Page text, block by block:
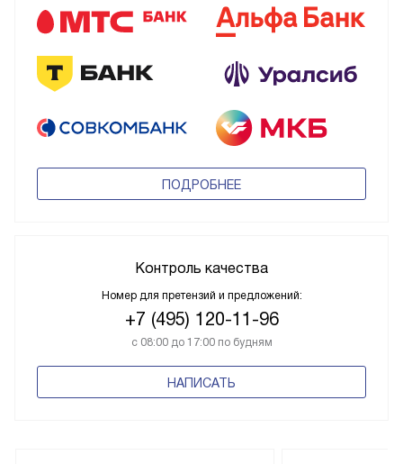
ПОДРОБНЕЕ
Контроль качества
Номер для претензий и предложений:
+7 (495) 120-11-96
с 08:00 до 17:00 по будням
НАПИСАТЬ